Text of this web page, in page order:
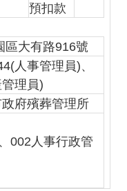
預扣款
區大有路916號
人事管理員)、
理員)
府殯葬管理所
002人事行政管